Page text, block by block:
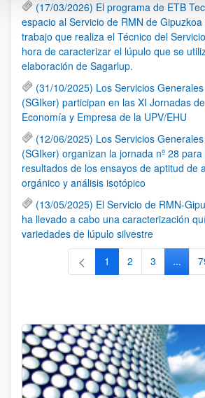
(17/03/2026) El programa de ETB
espacio al Servicio de RMN de
trabajo que realiza el Técnico del
hora de caracterizar el lúpulo que se
elaboración de Sagarlup.
(31/10/2025) Los Servicios
(SGIker) participan en las XI Jornadas
Economía y Empresa de la UPV/EHU
(12/06/2025) Los Servicios
(SGIker) organizan la jornada nº 28
resultados de los ensayos de aptitud de
orgánico y análisis isotópico
(13/05/2025) El Servicio de RMN-
ha llevado a cabo una caracterización
variedades de lúpulo silvestre
Página
1 Página
2 Página
3 ...